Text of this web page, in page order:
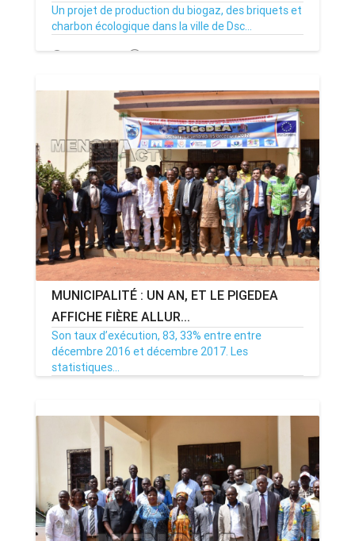
Un projet de production du biogaz, des briquets et
charbon écologique dans la ville de Dsc...
03/07/19 Par MenouActu 10
MUNICIPALITÉ : UN AN, ET LE PIGEDEA
AFFICHE FIÈRE ALLUR...
Son taux d’exécution, 83, 33% entre entre
décembre 2016 et décembre 2017. Les
statistiques...